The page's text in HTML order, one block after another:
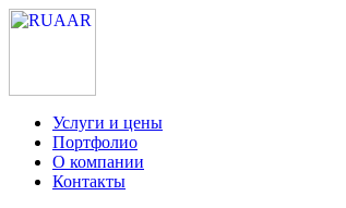
Услуги и цены
Портфолио
О компании
Контакты